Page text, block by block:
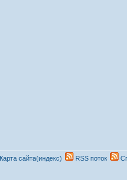
Карта сайта(индекс) RSS поток